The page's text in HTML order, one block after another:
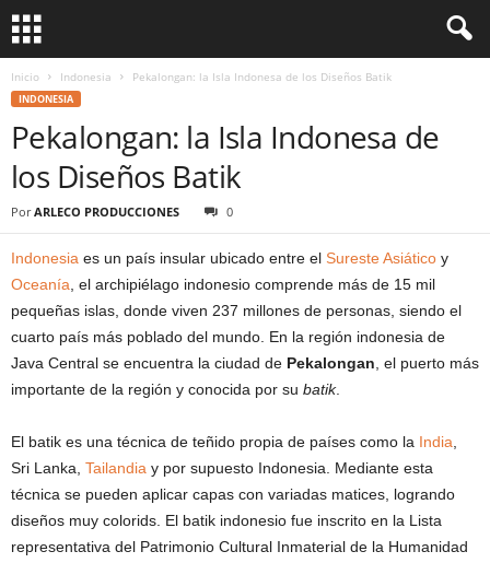
Inicio Indonesia Pekalongan: la Isla Indonesa de los Diseños Batik
INDONESIA
Pekalongan: la Isla Indonesa de
los Diseños Batik
Por ARLECO PRODUCCIONES 0
Indonesia es un país insular ubicado entre el Sureste Asiático y
Oceanía , el archipiélago indonesio comprende más de 15 mil
pequeñas islas, donde viven 237 millones de personas, siendo el
cuarto país más poblado del mundo. En la región indonesia de
Java Central se encuentra la ciudad de Pekalongan , el puerto más
importante de la región y conocida por su batik.
El batik es una técnica de teñido propia de países como la India
Sri Lanka, Tailandia y por supuesto Indonesia. Mediante esta
técnica se pueden aplicar capas con variadas matices, logrando
diseños muy colorids. El batik indonesio fue inscrito en la Lista
representativa del Patrimonio Cultural Inmaterial de la Humanidad